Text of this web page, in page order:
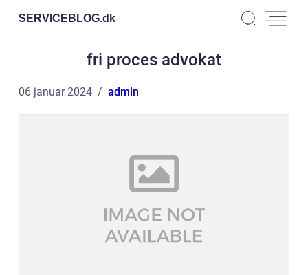
SERVICEBLOG.dk
fri proces advokat
06 januar 2024 admin